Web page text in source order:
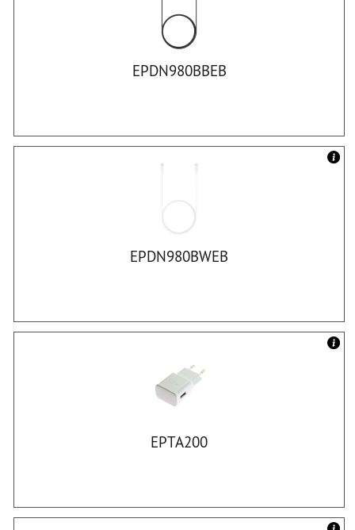
EPDN980BBEB
EPDN980BWEB
EPTA200